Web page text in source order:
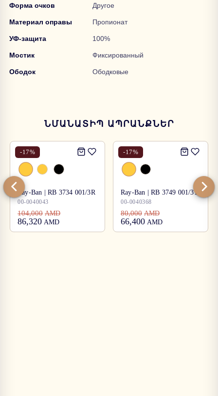
Форма очков Другое
Материал оправы Пропионат
УФ-защита 100%
Мостик Фиксированный
Ободок Ободковые
ՆՄԱՆԱՏԻՊ ԱՊՐԱՆՔՆԵՐ
-17%
Ray-Ban | RB 3734 001/3R
00-0040043
104,000 AMD
86,320 AMD
-17%
Ray-Ban | RB 3749 001/31
00-0040368
80,000 AMD
66,400 AMD